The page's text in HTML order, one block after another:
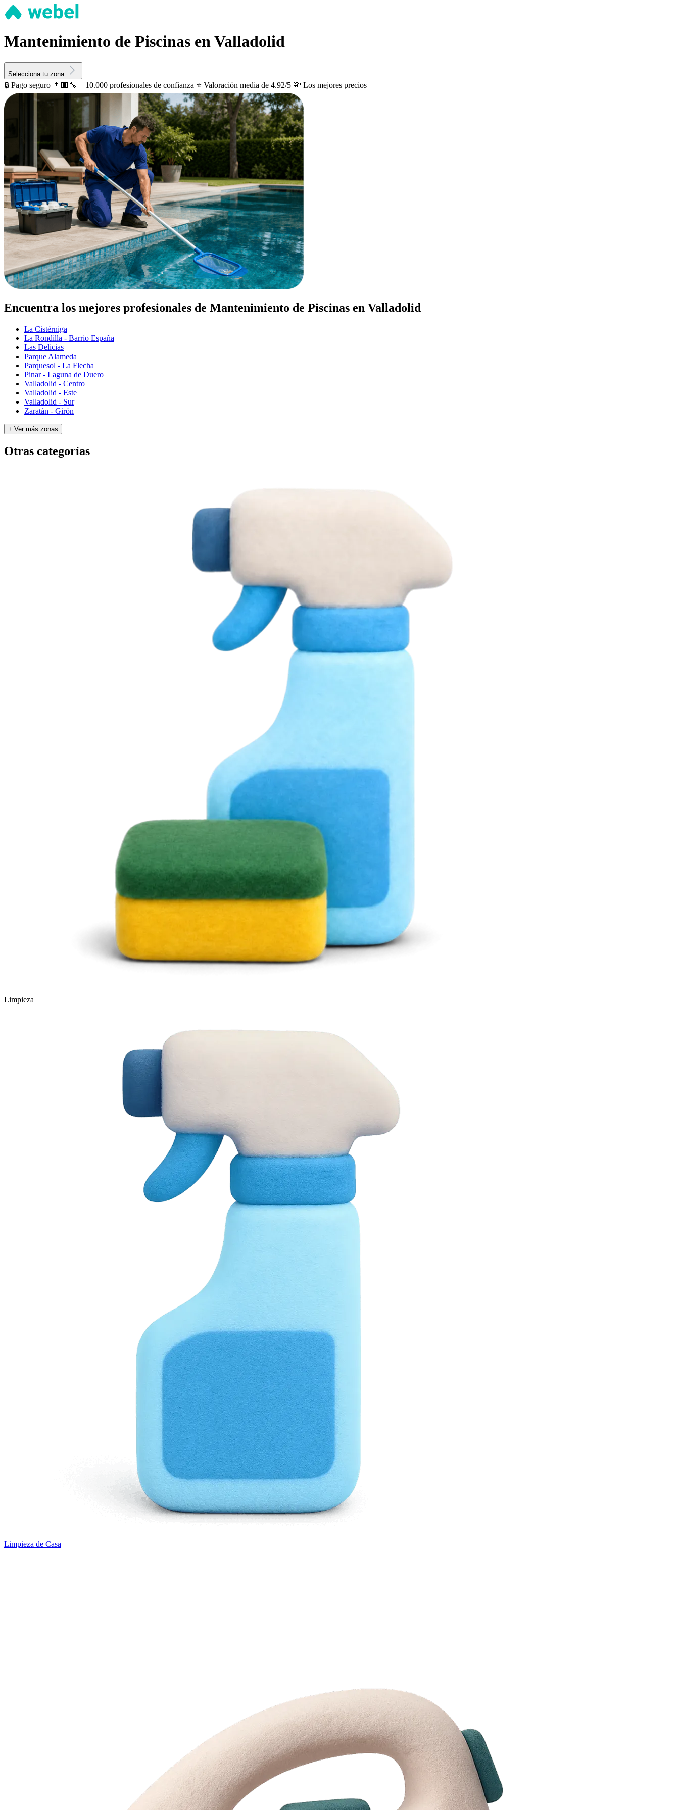
Mantenimiento de Piscinas en Valladolid
Selecciona tu zona
🔒 Pago seguro 👨🏼‍🔧 + 10.000 profesionales de confianza ⭐️ Valoración media de 4.92/5 💸 Los mejores precios
Encuentra los mejores profesionales de Mantenimiento de Piscinas en Valladolid
La Cistérniga
La Rondilla - Barrio España
Las Delicias
Parque Alameda
Parquesol - La Flecha
Pinar - Laguna de Duero
Valladolid - Centro
Valladolid - Este
Valladolid - Sur
Zaratán - Girón
+ Ver más zonas
Otras categorías
Limpieza
Limpieza de Casa